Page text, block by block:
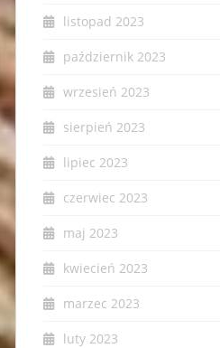
listopad 2023
październik 2023
wrzesień 2023
sierpień 2023
lipiec 2023
czerwiec 2023
maj 2023
kwiecień 2023
marzec 2023
luty 2023